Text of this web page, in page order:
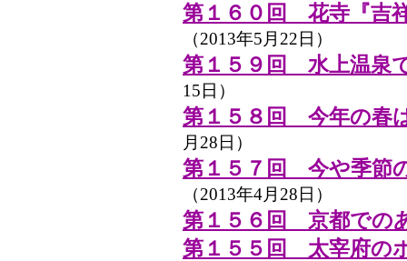
第１６０回 花寺『吉
（2013年5月22日）
第１５９回 水上温泉
15日）
第１５８回 今年の春
月28日）
第１５７回 今や季節
（2013年4月28日）
第１５６回 京都での
第１５５回 太宰府の